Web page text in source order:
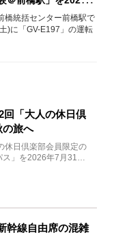
！
橋統括センター前橋駅で
)に「GV-E197」の運転
回「大人の休日倶
の旅へ
休日倶楽部会員限定の
ス」を2026年7月31日
幹線自由席の混雑